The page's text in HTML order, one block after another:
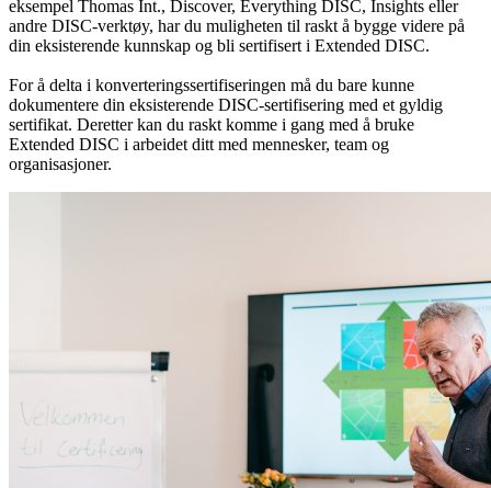
eksempel Thomas Int., Discover, Everything DISC, Insights eller
andre DISC-verktøy, har du muligheten til raskt å bygge videre på
din eksisterende kunnskap og bli sertifisert i Extended DISC.
For å delta i konverteringssertifiseringen må du bare kunne
dokumentere din eksisterende DISC-sertifisering med et gyldig
sertifikat. Deretter kan du raskt komme i gang med å bruke
Extended DISC i arbeidet ditt med mennesker, team og
organisasjoner.